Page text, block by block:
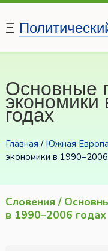
Ξ
Основные
экономики
годах
Главная / Южная Европа
экономики в
Словения /
в 1990–2006 годах